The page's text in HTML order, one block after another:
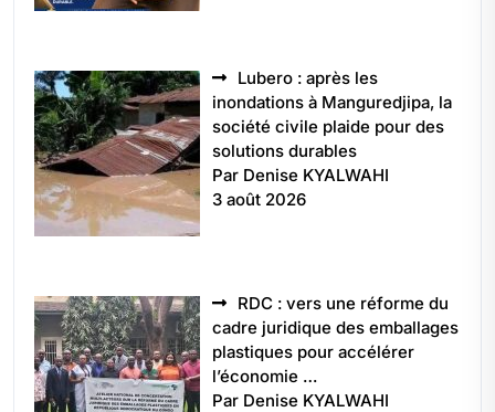
Lubero : après les
inondations à Manguredjipa, la
société civile plaide pour des
solutions durables
Par Denise KYALWAHI
3 août 2026
RDC : vers une réforme du
cadre juridique des emballages
plastiques pour accélérer
l’économie …
Par Denise KYALWAHI